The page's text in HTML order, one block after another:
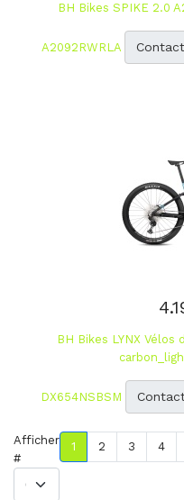
BH Bikes SPIKE 2.0
A2092RWRLA
BH Bikes LYNX Vélos
DX654NSBSM
Afficher
#
1 2 3 4